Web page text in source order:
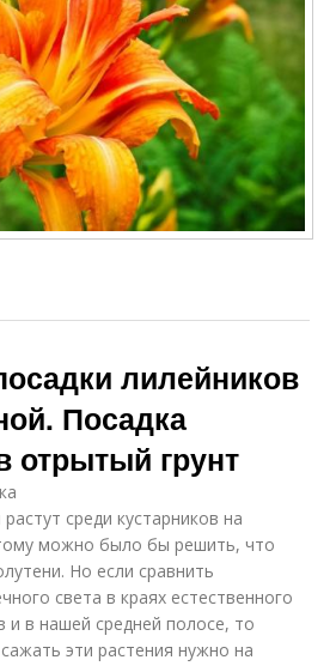
лилейников
Посадка
отрытый грунт
среди кустарников на
можно было бы решить, что
Но если сравнить
света в краях естественного
и в нашей средней полосе, то
эти растения нужно на